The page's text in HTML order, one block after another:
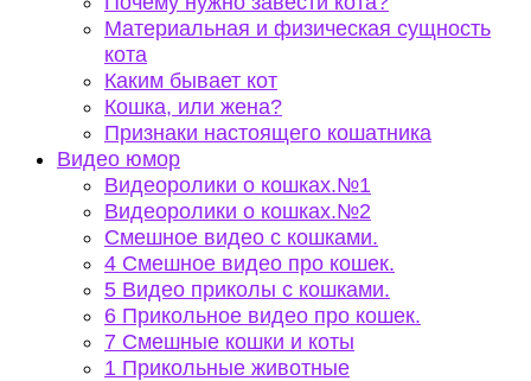
Материальная и физическая сущность
кота
Каким бывает кот
Кошка, или жена?
Признаки настоящего кошатника
Видео юмор
Видеоролики о кошках.№1
Видеоролики о кошках.№2
Смешное видео с кошками.
4 Смешное видео про кошек.
5 Видео приколы с кошками.
6 Прикольное видео про кошек.
7 Смешные кошки и коты
1 Прикольные животные